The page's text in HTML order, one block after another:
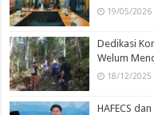
19/05/2026
Dedikasi
Welum
18/12/2025
HAFECS